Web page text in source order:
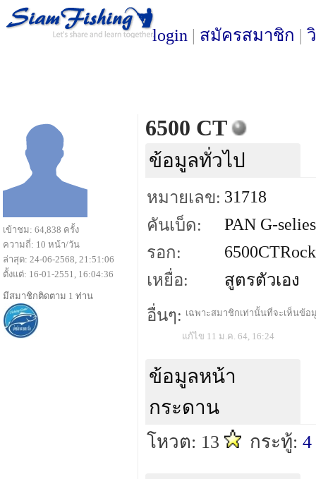
login | สมัครสมาชิก |
6500 CT
ข้อมูลทั่วไป
หมายเลข: 31718
คันเบ็ด:
PAN G-selies
รอก:
เหยื่อ:
สูตรตัวเอง
อื่นๆ: เฉพาะสมาชิกเท่านั้นที่จะเห็นข้อ
แก้ไข 11 ม.ค. 64, 16:24
ข้อมูลหน้า
กระดาน
โหวต: 13 กระทู้:4
เข้าชม: 64,838 ครั้ง
ความถี่: 10 หน้า/วัน
ล่าสุด: 24-06-2568, 21:51:06
ตั้งแต่: 16-01-2551, 16:04:36
มีสมาชิกติดตาม 1 ท่าน